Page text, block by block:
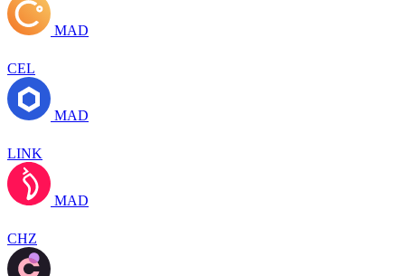
MAD
CEL
MAD
LINK
MAD
CHZ